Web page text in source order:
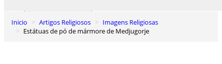
Inicio Artigos Religiosos
Imagens Religiosas
Estátuas de pó de mármore de Medjugorje